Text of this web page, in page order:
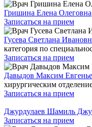
Гришина Елена Олеговна
Записаться на прием
Гусева Светлана
категория по
Записаться на прием
Давыдов Максим
хирургическим
Записаться на прием
Джурдулаев Шамиль
Записаться на прием